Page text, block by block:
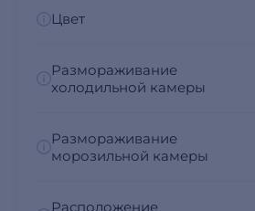
Цвет
Размораживание
холодильной камеры
Размораживание
морозильной камеры
Расположение